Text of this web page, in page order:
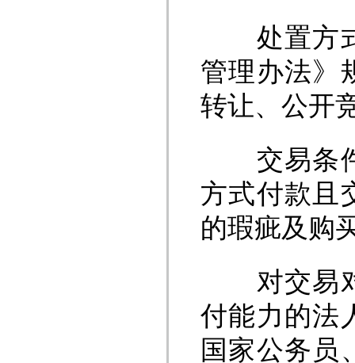
处置方式
管理办法》
转让、公开
交易条件
方式付款且
的瑕疵及购
对交易对
付能力的法
国家公务员